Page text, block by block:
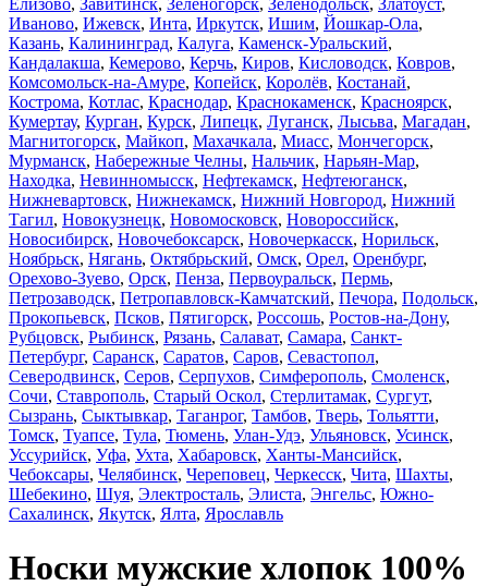
Елизово, Завитинск, Зеленогорск, Зеленодольск, Златоуст,
Иваново, Ижевск, Инта, Иркутск, Ишим, Йошкар-Ола,
Казань, Калининград, Калуга, Каменск-Уральский,
Кандалакша, Кемерово, Керчь, Киров, Кисловодск, Ковров,
Комсомольск-на-Амуре, Копейск, Королёв, Костанай,
Кострома, Котлас, Краснодар, Краснокаменск, Красноярск,
Кумертау, Курган, Курск, Липецк, Луганск, Лысьва, Магадан,
Магнитогорск, Майкоп, Махачкала, Миасс, Мончегорск,
Мурманск, Набережные Челны, Нальчик, Нарьян-Мар,
Находка, Невинномысск, Нефтекамск, Нефтеюганск,
Нижневартовск, Нижнекамск, Нижний Новгород, Нижний
Тагил, Новокузнецк, Новомосковск, Новороссийск,
Новосибирск, Новочебоксарск, Новочеркасск, Норильск,
Ноябрьск, Нягань, Октябрьский, Омск, Орел, Оренбург,
Орехово-Зуево, Орск, Пенза, Первоуральск, Пермь,
Петрозаводск, Петропавловск-Камчатский, Печора, Подольск,
Прокопьевск, Псков, Пятигорск, Россошь, Ростов-на-Дону,
Рубцовск, Рыбинск, Рязань, Салават, Самара, Санкт-
Петербург, Саранск, Саратов, Саров, Севастопол,
Северодвинск, Серов, Серпухов, Симферополь, Смоленск,
Сочи, Ставрополь, Старый Оскол, Стерлитамак, Сургут,
Сызрань, Сыктывкар, Таганрог, Тамбов, Тверь, Тольятти,
Томск, Туапсе, Тула, Тюмень, Улан-Удэ, Ульяновск, Усинск,
Уссурийск, Уфа, Ухта, Хабаровск, Ханты-Мансийск,
Чебоксары, Челябинск, Череповец, Черкесск, Чита, Шахты,
Шебекино, Шуя, Электросталь, Элиста, Энгельс, Южно-
Сахалинск, Якутск, Ялта, Ярославль
Носки мужские хлопок 100%